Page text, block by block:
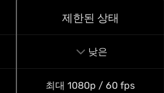
제한된 상태
낮은
최대1080p / 60 fps